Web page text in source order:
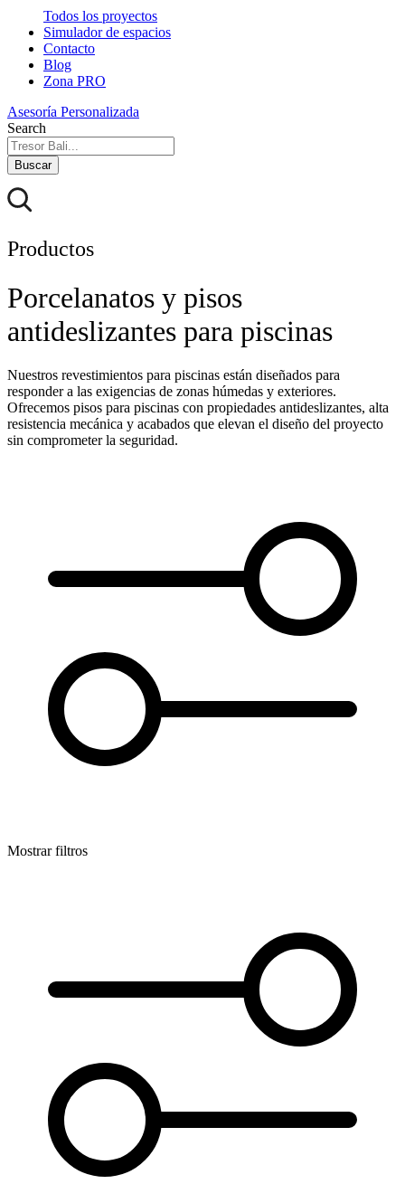
Todos los proyectos
Simulador de espacios
Contacto
Blog
Zona PRO
Asesoría Personalizada
Search
Buscar
Productos
Porcelanatos y pisos
antideslizantes para piscinas
Nuestros revestimientos para piscinas están diseñados para
responder a las exigencias de zonas húmedas y exteriores.
Ofrecemos pisos para piscinas con propiedades antideslizantes, alta
resistencia mecánica y acabados que elevan el diseño del proyecto
sin comprometer la seguridad.
Mostrar filtros